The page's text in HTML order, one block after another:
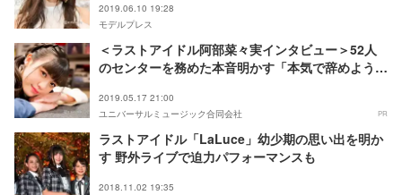
2019.06.10 19:28
モデルプレス
＜ラストアイドル阿部菜々実インタビュー＞52人
のセンターを務めた本音明かす「本気で辞めようと
2019.05.17 21:00
ユニバーサルミュージック合同会社
PR
ラストアイドル「LaLuce」幼少期の思い出を明か
す 野外ライブで迫力パフォーマンスも
2018.11.02 19:35